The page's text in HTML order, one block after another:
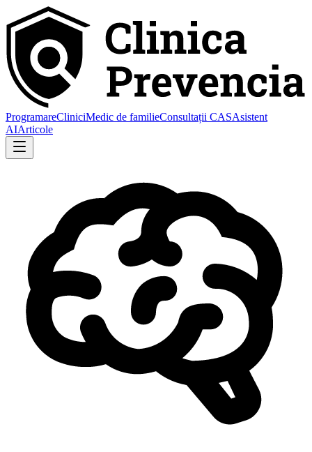
ProgramareCliniciMedic de familieConsultații CASAsistent
AIArticole